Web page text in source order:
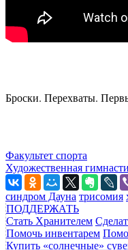
Броски. Перехваты.
Факультет спорта
Художественная
синдром Дауна трисомия
ПОДДЕРЖАТЬ
Стать Хранителем
Помочь инвентарем
Купить «солнечные»